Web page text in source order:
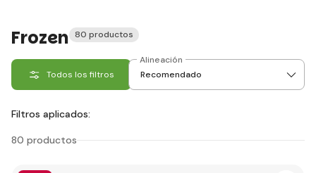
Frozen 80 productos
Todos los filtros
Alineación
Filtros aplicados:
80 productos